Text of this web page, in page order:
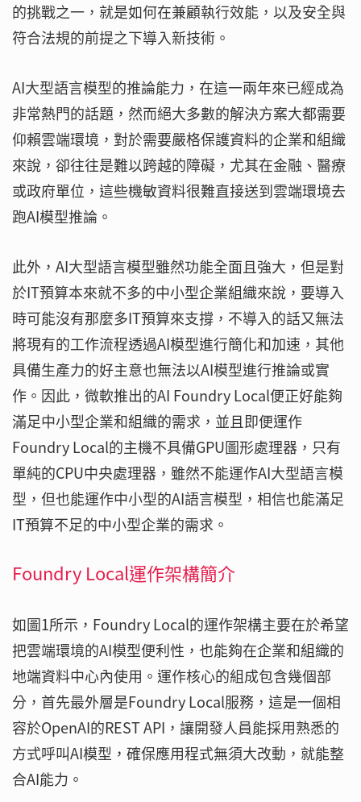
的挑戰之一，就是如何在兼顧執行效能，以及安全與
符合法規的前提之下導入新技術。
AI大型語言模型的推論能力，在這一兩年來已經成為
非常熱門的話題，然而絕大多數的解決方案大都需要
仰賴雲端環境，對於需要嚴格保護資料的企業和組織
來說，卻往往是難以跨越的障礙，尤其在金融、醫療
或政府單位，這些機敏資料很難直接送到雲端環境去
跑AI模型推論。
此外，AI大型語言模型雖然功能全面且強大，但是對
於IT預算本來就不多的中小型企業組織來說，要導入
時可能沒有那麼多IT預算來支撐，不導入的話又無法
將現有的工作流程透過AI模型進行簡化和加速，其他
具備生產力的好主意也無法以AI模型進行推論或實
作。因此，微軟推出的AI Foundry Local便正好能夠
滿足中小型企業和組織的需求，並且即便運作
Foundry Local的主機不具備GPU圖形處理器，只有
單純的CPU中央處理器，雖然不能運作AI大型語言模
型，但也能運作中小型的AI語言模型，相信也能滿足
IT預算不足的中小型企業的需求。
Foundry Local運作架構簡介
如圖1所示，Foundry Local的運作架構主要在於希望
把雲端環境的AI模型便利性，也能夠在企業和組織的
地端資料中心內使用。運作核心的組成包含幾個部
分，首先最外層是Foundry Local服務，這是一個相
容於OpenAI的REST API，讓開發人員能採用熟悉的
方式呼叫AI模型，確保應用程式無須大改動，就能整
合AI能力。